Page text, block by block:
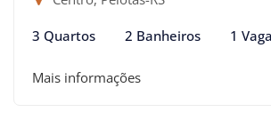
3 Quartos 2 Banheiros 1 Vaga
Mais informações